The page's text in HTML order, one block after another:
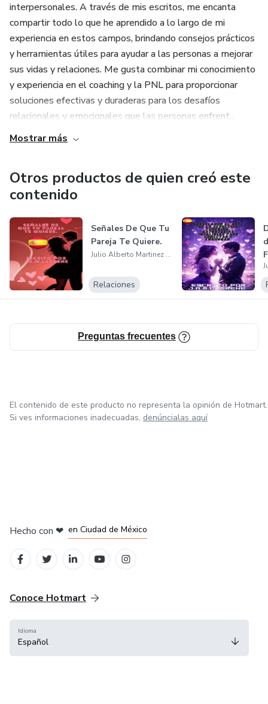
interpersonales. A través de mis escritos, me encanta
compartir todo lo que he aprendido a lo largo de mi
experiencia en estos campos, brindando consejos prácticos
y herramientas útiles para ayudar a las personas a mejorar
sus vidas y relaciones. Me gusta combinar mi conocimiento
y experiencia en el coaching y la PNL para proporcionar
soluciones efectivas y duraderas para los desafíos
relacionales y emocionales que las personas enfrent...
Mostrar más
Otros productos de quien creó este
contenido
Señales De Que Tu
Pareja Te Quiere.
Julio Alberto Martinez Lagrene
Relaciones
Preguntas frecuentes
El contenido de este producto no representa la opinión de Hotmart.
Si ves informaciones inadecuadas, denúncialas aquí
Hecho con ❤ en Ciudad de México
Conoce Hotmart
Idioma
Español